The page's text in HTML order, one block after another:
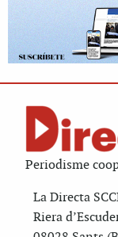
Periodisme
La Directa
Riera